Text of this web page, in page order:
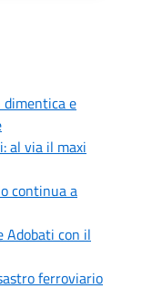
dimentica e
al via il maxi
continua a
Adobati con il
ferroviario